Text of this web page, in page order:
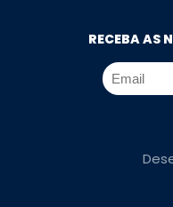
RECEBA AS